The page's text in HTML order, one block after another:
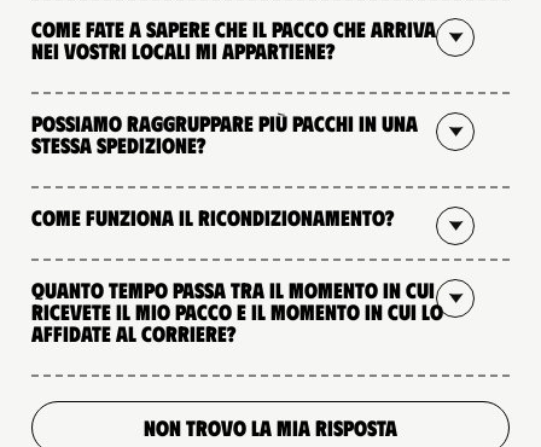
Come fate a sapere che il pacco che arriva
nei vostri locali mi appartiene?
Possiamo raggruppare più pacchi in una
stessa spedizione?
Come funziona il ricondizionamento?
Quanto tempo passa tra il momento in cui
ricevete il mio pacco e il momento in cui lo
affidate al corriere?
NON TROVO LA MIA RISPOSTA